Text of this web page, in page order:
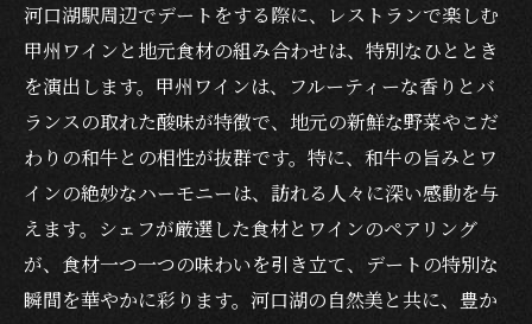
河口湖駅周辺でデートをする際に、レストランで楽しむ
甲州ワインと地元食材の組み合わせは、特別なひととき
を演出します。甲州ワインは、フルーティーな香りとバ
ランスの取れた酸味が特徴で、地元の新鮮な野菜やこだ
わりの和牛との相性が抜群です。特に、和牛の旨みとワ
インの絶妙なハーモニーは、訪れる人々に深い感動を与
えます。シェフが厳選した食材とワインのペアリング
が、食材一つ一つの味わいを引き立て、デートの特別な
瞬間を華やかに彩ります。河口湖の自然美と共に、豊か